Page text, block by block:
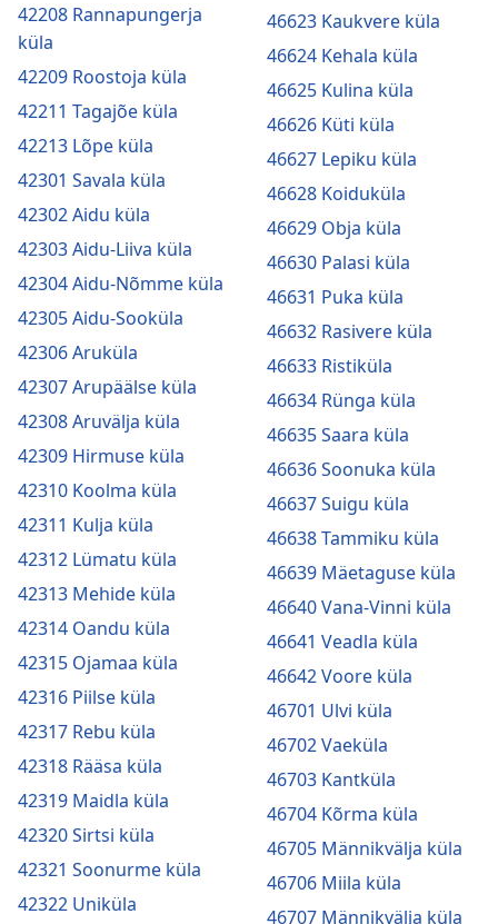
42208 Rannapungerja
küla
42209 Roostoja küla
42211 Tagajõe küla
42213 Lõpe küla
42301 Savala küla
42302 Aidu küla
42303 Aidu-Liiva küla
42304 Aidu-Nõmme küla
42305 Aidu-Sooküla
42306 Aruküla
42307 Arupäälse küla
42308 Aruvälja küla
42309 Hirmuse küla
42310 Koolma küla
42311 Kulja küla
42312 Lümatu küla
42313 Mehide küla
42314 Oandu küla
42315 Ojamaa küla
42316 Piilse küla
42317 Rebu küla
42318 Rääsa küla
42319 Maidla küla
42320 Sirtsi küla
42321 Soonurme küla
42322 Uniküla
46623 Kaukvere küla
46624 Kehala küla
46625 Kulina küla
46626 Küti küla
46627 Lepiku küla
46628 Koiduküla
46629 Obja küla
46630 Palasi küla
46631 Puka küla
46632 Rasivere küla
46633 Ristiküla
46634 Rünga küla
46635 Saara küla
46636 Soonuka küla
46637 Suigu küla
46638 Tammiku küla
46639 Mäetaguse küla
46640 Vana-Vinni küla
46641 Veadla küla
46642 Voore küla
46701 Ulvi küla
46702 Vaeküla
46703 Kantküla
46704 Kõrma küla
46705 Männikvälja küla
46706 Miila küla
46707 Männikvälja küla